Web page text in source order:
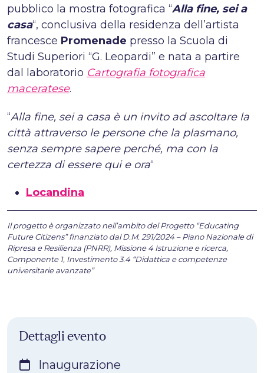
pubblico la mostra fotografica “Alla fine, sei a
casa“, conclusiva della residenza dell’artista
francesce Promenade presso la Scuola di
Studi Superiori “G. Leopardi” e nata a partire
dal laboratorio Cartografia fotografica
maceratese.
“Alla fine, sei a casa è un invito ad ascoltare la
città attraverso le persone che la plasmano,
senza sempre sapere perché, ma con la
certezza di essere qui e ora“
Locandina
Il progetto è organizzato nell’ambito del Progetto “Educating
Future Citizens” finanziato dal D.M. 291/2024 – Piano Nazionale di
Ripresa e Resilienza (PNRR), Missione 4 Istruzione e ricerca,
Componente 1, Investimento 3.4 “Didattica e competenze
universitarie avanzate”
Dettagli evento
Inaugurazione